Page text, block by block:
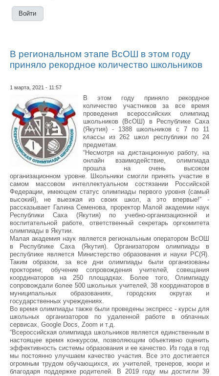
В региональном этапе ВсОШ в этом году
приняло рекордное количество школьников
1 марта, 2021 - 11:57
В этом году приняло рекордное
количество участников за все время
проведения всероссийских олимпиад
школьников (ВсОШ) в Республике Саха
(Якутия) - 1388 школьников с 7 по 11
классы из 262 школ республики по 24
предметам.
“Несмотря на дистанционную работу, на
онлайн взаимодействие, олимпиада
прошла на очень высоком
организационном уровне. Школьники смогли принять участие в
самом массовом интеллектуальном состязании Российской
Федерации, имеющем статус олимпиады первого уровня (самый
высокий), не выезжая из своих школ, а это впервые!” -
рассказывает Галина Семенова, проректор Малой академии наук
Республики Саха (Якутия) по учебно-организационной и
воспитательной работе, ответственный секретарь оргкомитета
олимпиады в Якутии.
Малая академия наук является региональным оператором ВсОШ
в Республике Саха (Якутия). Организатором олимпиады в
республике является Министерство образования и науки РС(Я).
Таким образом, за все дни олимпиады были организованы
прокторинг, обучение сопровождения учителей, совещания
координаторов на 250 площадках. Более того, Олимпиаду
сопровождали более 500 школьных учителей, 38 координаторов в
муниципальных образованиях, городских округах и
государственных учреждениях.
Во время олимпиады также были проведены экспресс - курсы для
школьных организаторов по удаленной работе в облачных
сервисах, Google Docs, Zoom и т.д.
“Всероссийская олимпиада школьников является единственным в
настоящее время конкурсом, позволяющим объективно оценить
эффективность системы образования и ее качество. Из года в год
мы постоянно улучшаем качество участия. Все это достигается
огромным трудом обучающихся, их учителей, тренеров, жюри и
благодаря поддержке родителей. В 2019 году мы достигли 39